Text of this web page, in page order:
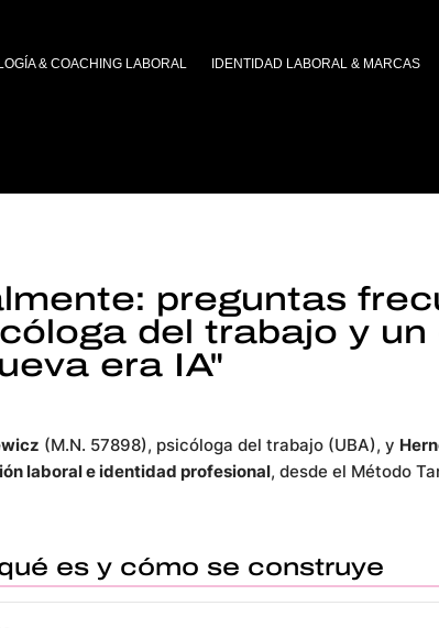
& COACHING LABORAL IDENTIDAD LABORAL & MARCAS
preguntas
del trabajo y
era IA"
(M.N. 57898), psicóloga del trabajo (UBA), y
laboral e identidad profesional, desde el Método
es y cómo se construye